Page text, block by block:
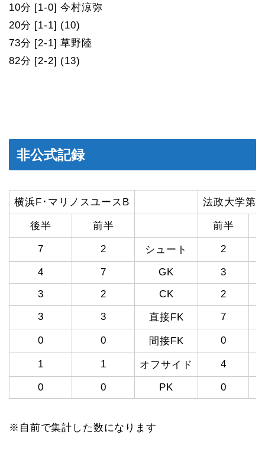
10分 [1-0] 今村涼弥
20分 [1-1] (10)
73分 [2-1] 草野陸
82分 [2-2] (13)
非公式記録
横浜F･マリノスユースB 法政大学第
後半 前半 前半
7 2 シュート 2
4 7 GK
3
3
2 CK
2
3
3 直接FK 7
0 0 間接FK 0
1 1 オフサイド 4
0 0 PK 0
※自前で集計した数になります